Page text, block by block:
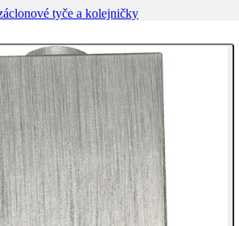
tyče a kolejničky